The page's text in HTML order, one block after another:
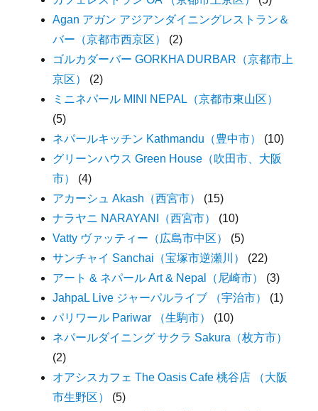
Agan アガン アジアンダイニングレストラン＆
バー（京都市西京区）
(2)
ゴルカダーバー GORKHA DURBAR（京都市上
京区）
(2)
ミニネパール MINI NEPAL（京都市東山区）
(5)
ネパールキッチン Kathmandu（豊中市）
(10)
グリーンハウス Green House（吹田市、大阪
市）
(4)
アカーシュ Akash（西宮市）
(15)
ナラヤニ NARAYANI（西宮市）
(10)
Vatty ヴァッティー（広島市中区）
(5)
サンチャイ Sanchai（宝塚市逆瀬川）
(22)
アート & ネパール Art & Nepal（尼崎市）
(3)
JahpaL Live ジャーパルライブ （宇治市）
(1)
パリワール Pariwar （生駒市）
(10)
ネパールダイニング サクラ Sakura（枚方市）
(2)
オアシスカフェ The Oasis Cafe 桃谷店 （大阪
市生野区）
(5)